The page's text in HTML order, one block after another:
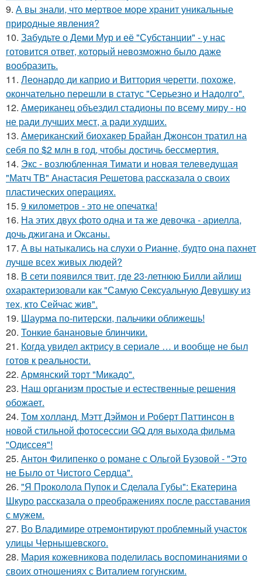
9. А вы знали, что мертвое море хранит уникальные
природные явления?
10. Забудьте о Деми Мур и её "Субстанции" - у нас
готовится ответ, который невозможно было даже
вообразить.
11. Леонардо ди каприо и Виттория черетти, похоже,
окончательно перешли в статус "Серьезно и Надолго".
12. Американец объездил стадионы по всему миру - но
не ради лучших мест, а ради худших.
13. Американский биохакер Брайан Джонсон тратил на
себя по $2 млн в год, чтобы достичь бессмертия.
14. Экс - возлюбленная Тимати и новая телеведущая
"Матч ТВ" Анастасия Решетова рассказала о своих
пластических операциях.
15. 9 километров - это не опечатка!
16. На этих двух фото одна и та же девочка - ариелла,
дочь джигана и Оксаны.
17. А вы натыкались на слухи о Рианне, будто она пахнет
лучше всех живых людей?
18. В сети появился твит, где 23-летнюю Билли айлиш
охарактеризовали как "Самую Сексуальную Девушку из
тех, кто Сейчас жив".
19. Шаурма по-питерски, пальчики оближешь!
20. Тонкие банановые блинчики.
21. Когда увидел актрису в сериале … и вообще не был
готов к реальности.
22. Армянский торт "Микадо".
23. Наш организм простые и естественные решения
обожает.
24. Том холланд, Мэтт Дэймон и Роберт Паттинсон в
новой стильной фотосессии GQ для выхода фильма
"Одиссея"!
25. Антон Филипенко о романе с Ольгой Бузовой - "Это
не Было от Чистого Сердца".
26. "Я Проколола Пупок и Сделала Губы": Екатерина
Шкуро рассказала о преображениях после расставания
с мужем.
27. Во Владимире отремонтируют проблемный участок
улицы Чернышевского.
28. Мария кожевникова поделилась воспоминаниями о
своих отношениях с Виталием гогунским.